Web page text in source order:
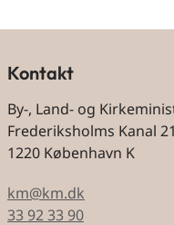
Kontakt
By-, Land- og
Frederiksholms Kanal 21
1220 København K
km@km.dk
33 92 33 90